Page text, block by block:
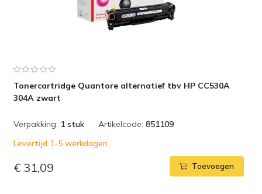
Tonercartridge Quantore alternatief tbv HP CC530A
304A zwart
Verpakking: 1 stuk Artikelcode: 851109
Levertijd 1-5 werkdagen
€ 31,09 Toevoegen